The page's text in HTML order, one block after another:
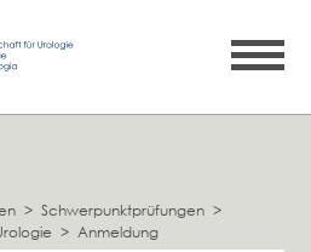
> Schwerpunktprüfungen >
> Anmeldung